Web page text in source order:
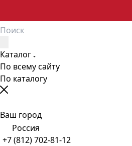
Каталог
По всему сайту
По каталогу
Ваш город
Россия
+7 (812) 702-81-12